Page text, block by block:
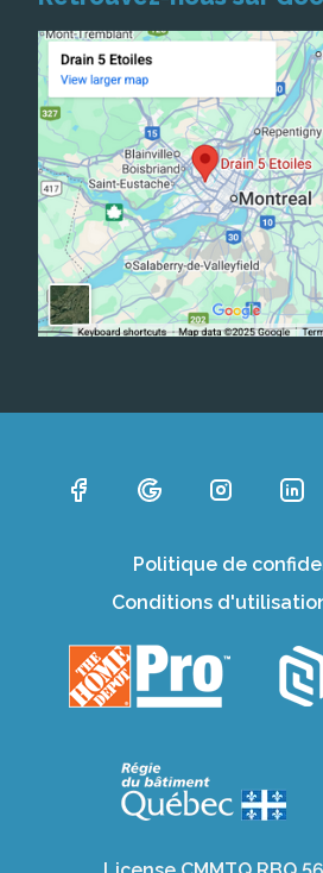
Politique de
Conditions